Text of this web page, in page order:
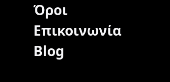
Όροι
Επικοινωνία
Blog